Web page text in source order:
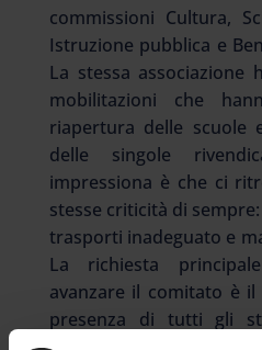
commissioni Cultura,
Istruzione pubblica e
La stessa
mobilitazioni che
riapertura delle
delle singole
impressiona è che ci
stesse criticità di
trasporti inadeguato e
La richiesta
avanzare il comitato è
presenza di tutti gli